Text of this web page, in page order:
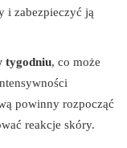
i zabezpieczyć ją
tygodniu, co może
powinny rozpocząć
reakcje skóry.